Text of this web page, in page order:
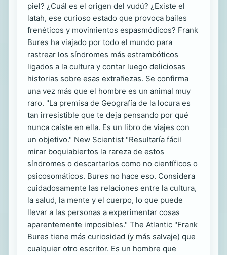
piel? ¿Cuál es el origen del vudú? ¿Existe el
latah, ese curioso estado que provoca bailes
frenéticos y movimientos espasmódicos? Frank
Bures ha viajado por todo el mundo para
rastrear los síndromes más estrambóticos
ligados a la cultura y contar luego deliciosas
historias sobre esas extrañezas. Se confirma
una vez más que el hombre es un animal muy
raro. "La premisa de Geografía de la locura es
tan irresistible que te deja pensando por qué
nunca caíste en ella. Es un libro de viajes con
un objetivo." New Scientist "Resultaría fácil
mirar boquiabiertos la rareza de estos
síndromes o descartarlos como no científicos o
psicosomáticos. Bures no hace eso. Considera
cuidadosamente las relaciones entre la cultura,
la salud, la mente y el cuerpo, lo que puede
llevar a las personas a experimentar cosas
aparentemente imposibles." The Atlantic "Frank
Bures tiene más curiosidad (y más salvaje) que
cualquier otro escritor. Es un hombre que